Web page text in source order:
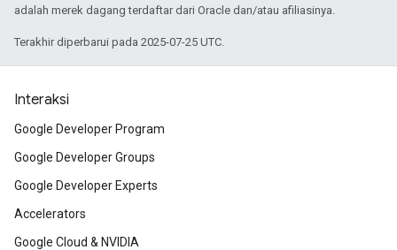
adalah merek dagang terdaftar dari Oracle dan/atau afiliasinya.
Terakhir diperbarui pada 2025-07-25 UTC.
Interaksi
Google Developer Program
Google Developer Groups
Google Developer Experts
Accelerators
Google Cloud & NVIDIA